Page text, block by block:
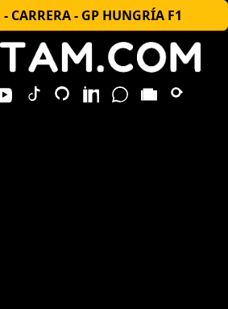
CARRERA - GP HUNGRÍA F1